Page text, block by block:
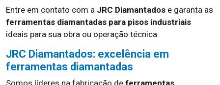
Entre em contato com a JRC Diamantados e garanta as
ferramentas diamantadas para pisos industriais
ideais para sua obra ou operação técnica.
JRC Diamantados: excelência em
ferramentas diamantadas
Somos líderes na fabricação de ferramentas